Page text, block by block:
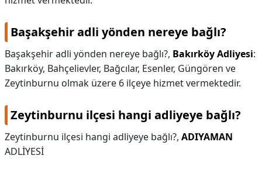
Başakşehir adli yönden nereye bağlı?
Başakşehir adli yönden nereye bağlı?, Bakırköy Adliyesi:
Bakırköy, Bahçelievler, Bağcılar, Esenler, Güngören ve
Zeytinburnu olmak üzere 6 ilçeye hizmet vermektedir.
Zeytinburnu ilçesi hangi adliyeye bağlı?
Zeytinburnu ilçesi hangi adliyeye bağlı?, ADIYAMAN
ADLİYESİ